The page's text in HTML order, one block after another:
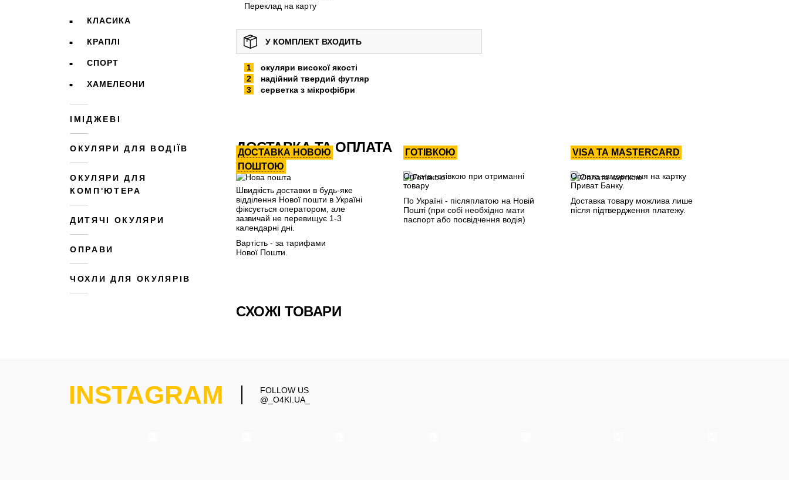
КЛАСИКА
КРАПЛІ
СПОРТ
ХАМЕЛЕОНИ
ІМІДЖЕВІ
ОКУЛЯРИ ДЛЯ ВОДІЇВ
ОКУЛЯРИ ДЛЯ
КОМП'ЮТЕРА
ДИТЯЧІ ОКУЛЯРИ
ОПРАВИ
ЧОХЛИ ДЛЯ ОКУЛЯРІВ
Переклад на карту
У КОМПЛЕКТ ВХОДИТЬ
окуляри високої якості
надійний твердий футляр
серветка з мікрофібри
ДОСТАВКА ТА ОПЛАТА
ДОСТАВКА НОВОЮ
ПОШТОЮ
Швидкість доставки в будь-яке
відділення Нової пошти в Україні
фіксується оператором, але
зазвичай не перевищує 1-3
календарні дні.
Вартість - за тарифами
Нової Пошти.
ГОТІВКОЮ
Оплата готівкою при отриманні
товару
По Україні - післяплатою на Новій
Пошті (при собі необхідно мати
паспорт або посвідчення водія)
VISA ТА MASTERCARD
Оплата замовлення на картку
Приват Банку.
Доставка товару можлива лише
після підтвердження платежу.
СХОЖІ ТОВАРИ
INSTAGRAM
FOLLOW US
@_O4KI.UA_